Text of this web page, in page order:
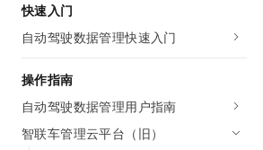
快速入门
自动驾驶数据管理快速入门
操作指南
自动驾驶数据管理用户指南
智联车管理云平台（旧）
容器
网络与CDN
安全
大数据
安全
网络